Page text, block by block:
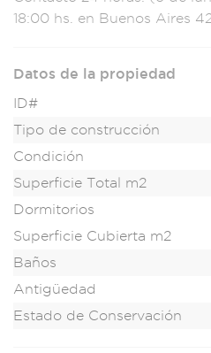
18:00 hs. en Buenos Aires
Datos de la propiedad
ID#
Tipo de construcción
Condición
Superficie Total m2
Dormitorios
Superficie Cubierta m2
Baños
Antigüedad
Estado de Conservación